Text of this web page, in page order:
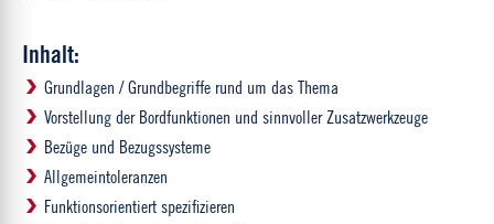
Inhalt:
Grundlagen / Grundbegriffe rund um das Thema
Vorstellung der Bordfunktionen und sinnvoller Zusatzwerkzeuge
Bezüge und Bezugssysteme
Allgemeintoleranzen
Funktionsorientiert spezifizieren